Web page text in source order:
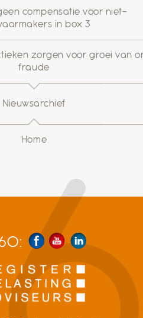
compensatie voor niet-
in box 3
zorgen voor groei van
fraude
Nieuwsarchief
Home